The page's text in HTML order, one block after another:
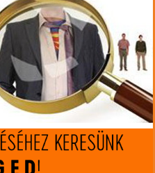
igényelek
FCH lövedékkel töltve a
kielégítik. A lövedékek